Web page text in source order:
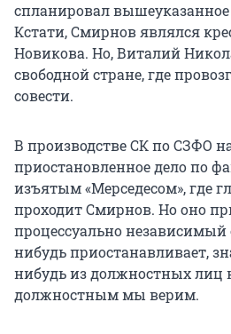
спланировал вышеуказанное
Кстати, Смирнов являлся
Новикова. Но, Виталий
свободной стране, где
совести.
В производстве СК по СЗФО
приостановленное дело по
изъятым «Мерседесом», где
проходит Смирнов. Но оно
процессуально независимый
нибудь приостанавливает,
нибудь из должностных лиц
должностным мы верим.